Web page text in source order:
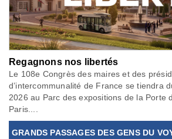
Regagnons nos libertés
Le 108e Congrès des maires et des
d’intercommunalité de France se tiendra
2026 au Parc des expositions de la Porte
Paris....
GRANDS PASSAGES DES GENS DU